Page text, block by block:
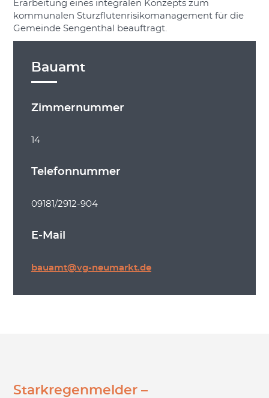
Erarbeitung eines integralen Konzepts zum
kommunalen Sturzflutenrisikomanagement für die
Gemeinde Sengenthal beauftragt.
Bauamt
Zimmernummer
14
Telefonnummer
09181/2912-904
E-Mail
bauamt@vg-neumarkt.de
Starkregenmelder –